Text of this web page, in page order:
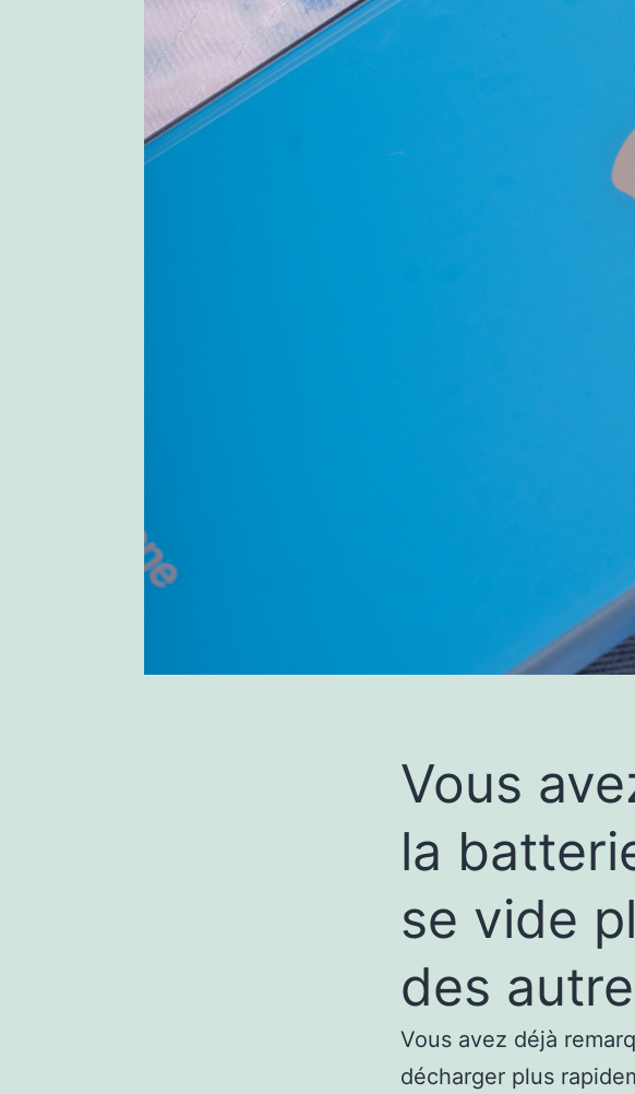
Vous
la
se vide
des
Vous avez déjà
décharger plus